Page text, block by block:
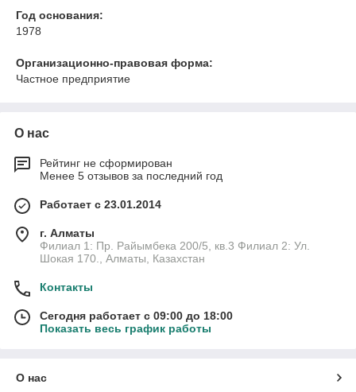
Год основания:
1978
Организационно-правовая форма:
Частное предприятие
О нас
Рейтинг не сформирован
Менее 5 отзывов за последний год
Работает с 23.01.2014
г. Алматы
Филиал 1: Пр. Райымбека 200/5, кв.3 Филиал 2: Ул.
Шокая 170., Алматы, Казахстан
Контакты
Сегодня работает с 09:00 до 18:00
Показать весь график работы
О нас